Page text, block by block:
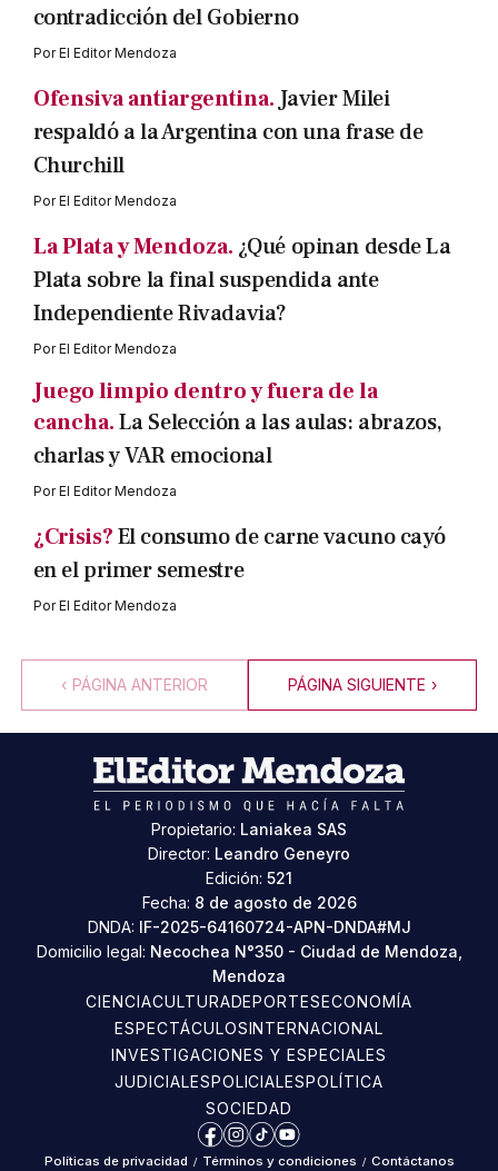
contradicción del Gobierno
PorEl Editor Mendoza
Ofensiva antiargentina. Javier Milei
respaldó a la Argentina con una frase de
Churchill
PorEl Editor Mendoza
La Plata y Mendoza. ¿Qué opinan desde La
Plata sobre la final suspendida ante
Independiente Rivadavia?
PorEl Editor Mendoza
Juego limpio dentro y fuera de la
cancha.La Selección a las aulas: abrazos,
charlas y VAR emocional
PorEl Editor Mendoza
¿Crisis?El consumo de carne vacuno cayó
en el primer semestre
PorEl Editor Mendoza
‹ PÁGINA ANTERIOR PÁGINA SIGUIENTE ›
Propietario: Laniakea SAS
Director: Leandro Geneyro
Edición: 521
Fecha: 8 de agosto de 2026
DNDA: IF-2025-64160724-APN-DNDA#MJ
Domicilio legal: Necochea N°350 - Ciudad de Mendoza,
Mendoza
CIENCIACULTURADEPORTESECONOMÍA
ESPECTÁCULOSINTERNACIONAL
INVESTIGACIONES Y ESPECIALES
JUDICIALESPOLICIALESPOLÍTICA
SOCIEDAD
Facebook
Instagram
TikTokYouTube
Políticas de privacidad / Términos y condiciones / Contáctanos